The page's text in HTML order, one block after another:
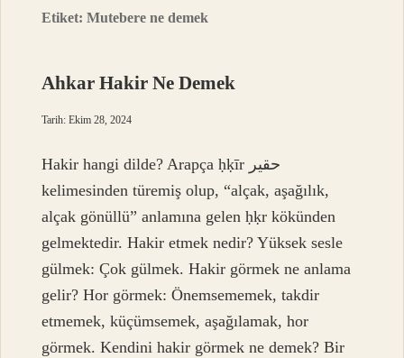
Etiket:Mutebere ne demek
Ahkar Hakir Ne Demek
Tarih: Ekim 28, 2024
Hakir hangi dilde? Arapça ḥḳīr حقير
kelimesinden türemiş olup, “alçak, aşağılık,
alçak gönüllü” anlamına gelen ḥḳr kökünden
gelmektedir. Hakir etmek nedir? Yüksek sesle
gülmek: Çok gülmek. Hakir görmek ne anlama
gelir? Hor görmek: Önemsememek, takdir
etmemek, küçümsemek, aşağılamak, hor
görmek. Kendini hakir görmek ne demek? Bir